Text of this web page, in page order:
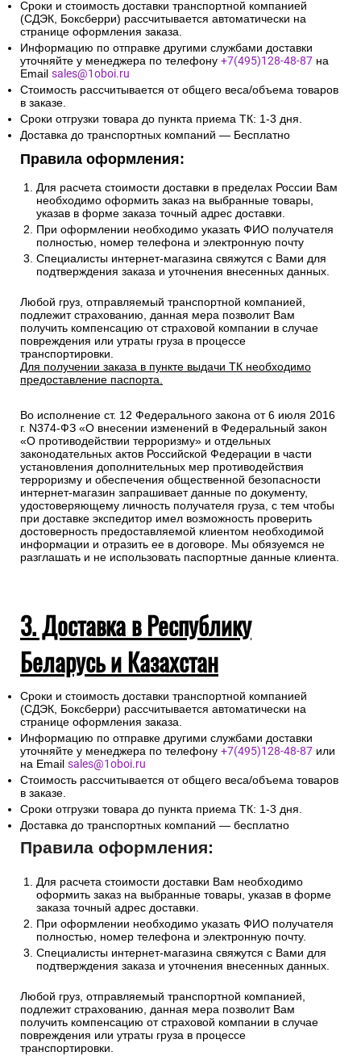
Сроки и стоимость доставки транспортной компанией
(СДЭК, Боксберри) рассчитывается автоматически на
странице оформления заказа.
Информацию по отправке другими службами доставки
уточняйте у менеджера по телефону +7(495)128-48-87 на
Email sales@1oboi.ru
Стоимость рассчитывается от общего веса/объема товаров
в заказе.
Сроки отгрузки товара до пункта приема ТК: 1-3 дня.
Доставка до транспортных компаний — Бесплатно
Правила оформления:
Для расчета стоимости доставки в пределах России Вам
необходимо оформить заказ на выбранные товары,
указав в форме заказа точный адрес доставки.
При оформлении необходимо указать ФИО получателя
полностью, номер телефона и электронную почту
Специалисты интернет-магазина свяжутся с Вами для
подтверждения заказа и уточнения внесенных данных.
Любой груз, отправляемый транспортной компанией,
подлежит страхованию, данная мера позволит Вам
получить компенсацию от страховой компании в случае
повреждения или утраты груза в процессе
транспортировки.
Для получении заказа в пункте выдачи ТК необходимо
предоставление паспорта.
Во исполнение ст. 12 Федерального закона от 6 июля 2016
г. N374-ФЗ «О внесении изменений в Федеральный закон
«О противодействии терроризму» и отдельных
законодательных актов Российской Федерации в части
установления дополнительных мер противодействия
терроризму и обеспечения общественной безопасности
интернет-магазин запрашивает данные по документу,
удостоверяющему личность получателя груза, с тем чтобы
при доставке экспедитор имел возможность проверить
достоверность предоставляемой клиентом необходимой
информации и отразить ее в договоре. Мы обязуемся не
разглашать и не использовать паспортные данные клиента.
3. Доставка в Республику
Беларусь и Казахстан
Сроки и стоимость доставки транспортной компанией
(СДЭК, Боксберри) рассчитывается автоматически на
странице оформления заказа.
Информацию по отправке другими службами доставки
уточняйте у менеджера по телефону +7(495)128-48-87 или
на Email sales@1oboi.ru
Стоимость рассчитывается от общего веса/объема товаров
в заказе.
Сроки отгрузки товара до пункта приема ТК: 1-3 дня.
Доставка до транспортных компаний — бесплатно
Правила оформления:
Для расчета стоимости доставки Вам необходимо
оформить заказ на выбранные товары, указав в форме
заказа точный адрес доставки.
При оформлении необходимо указать ФИО получателя
полностью, номер телефона и электронную почту.
Специалисты интернет-магазина свяжутся с Вами для
подтверждения заказа и уточнения внесенных данных.
Любой груз, отправляемый транспортной компанией,
подлежит страхованию, данная мера позволит Вам
получить компенсацию от страховой компании в случае
повреждения или утраты груза в процессе
транспортировки.